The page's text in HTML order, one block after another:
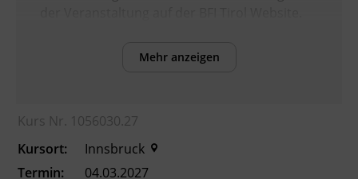
die Sicherheitsfachkraft gemäß den
Kursformat
Präsenzunterricht
Mehr anzeigen
Kurs Nr. 1056030.27
Kursort:
Innsbruck
Termin:
04.03.2027